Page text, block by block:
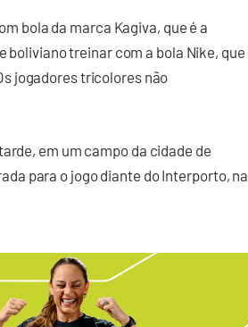
bola da marca Kagiva, que é a
treinar com a bola Nike, que
jogadores tricolores não
em um campo da cidade de
para o jogo diante do Interporto, na